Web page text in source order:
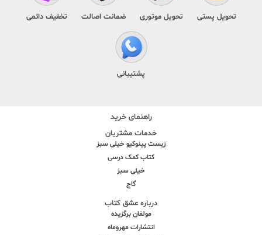
تحویل پستی تحویل موتوری ضمانت اصالت تخفیف دائمی
پشتیبانی
راهنمای خرید
خدمات مشتریان
زیست پینوکیو خیلی سبز
کتاب کمک درسی
خیلی سبز
گاج
درباره عشق کتاب
مولفان برگزیده
انتشارات مهروماه